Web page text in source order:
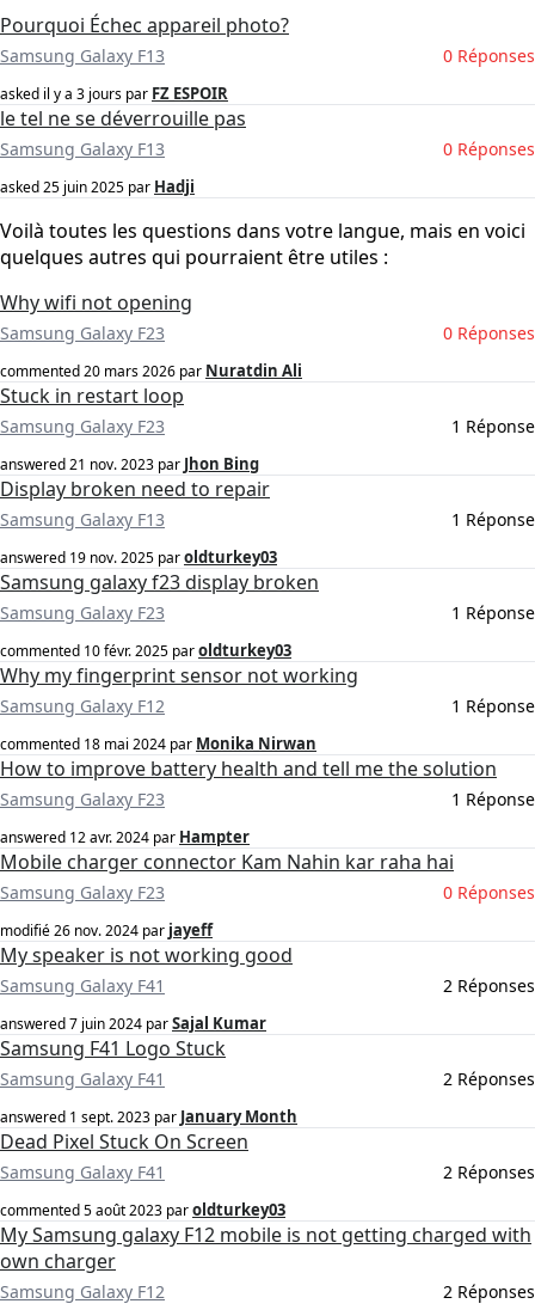
Pourquoi Échec appareil photo?
Samsung Galaxy F13 0 Réponses
asked il y a 3 jours par FZ ESPOIR
le tel ne se déverrouille pas
Samsung Galaxy F13 0 Réponses
asked25 juin 2025 par Hadji
Voilà toutes les questions dans votre langue, mais en voici
quelques autres qui pourraient être utiles :
Why wifi not opening
Samsung Galaxy F23 0 Réponses
commented20 mars 2026 par Nuratdin Ali
Stuck in restart loop
Samsung Galaxy F23 1 Réponse
answered21 nov. 2023 par Jhon Bing
Display broken need to repair
Samsung Galaxy F13 1 Réponse
answered 19 nov. 2025 paroldturkey03
Samsung galaxy f23 display broken
Samsung Galaxy F23 1 Réponse
commented 10 févr. 2025 paroldturkey03
Why my fingerprint sensor not working
Samsung Galaxy F12 1 Réponse
commented 18 mai 2024 par Monika Nirwan
How to improve battery health and tell me the solution
Samsung Galaxy F23 1 Réponse
answered 12 avr. 2024 par Hampter
Mobile charger connector Kam Nahin kar raha hai
Samsung Galaxy F23 0 Réponses
modifié26 nov. 2024 par jayeff
My speaker is not working good
Samsung Galaxy F41 2 Réponses
answered7 juin 2024 parSajal Kumar
Samsung F41 Logo Stuck
Samsung Galaxy F41 2 Réponses
answered 1 sept. 2023 par January Month
Dead Pixel Stuck On Screen
Samsung Galaxy F41 2 Réponses
commented5 août 2023 paroldturkey03
My Samsung galaxy F12 mobile is not getting charged with
own charger
Samsung Galaxy F12 2 Réponses